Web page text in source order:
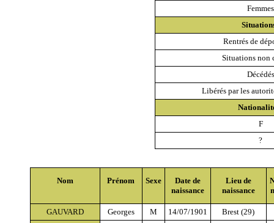
Femmes
Rentrés de
Situations non
Décédés
Libérés par les
F
?
Nom Prénom Sexe
Date de
naissance
Lieu de
naissance
GAUVARD Georges M 14/07/1901
Brest (29)